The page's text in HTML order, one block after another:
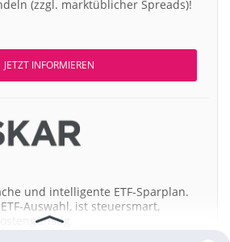
(zzgl. marktüblicher Spreads)!
JETZT INFORMIEREN
und intelligente ETF-Sparplan.
Auswahl, ist steuersmart,